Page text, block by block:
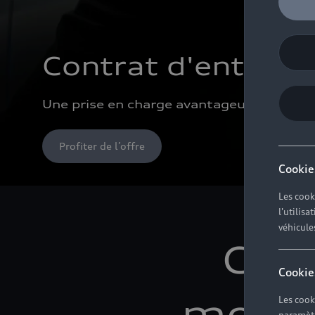
Contrat
Une prise en charge avantageuse dans
Profiter de l’offre
Ce
Les
Les